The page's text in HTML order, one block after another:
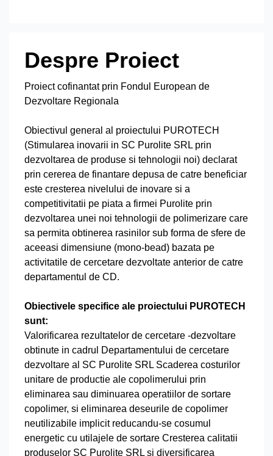
Despre Proiect
Proiect cofinantat prin Fondul European de
Dezvoltare Regionala
Obiectivul general al proiectului PUROTECH
(Stimularea inovarii in SC Purolite SRL prin
dezvoltarea de produse si tehnologii noi) declarat
prin cererea de finantare depusa de catre beneficiar
este cresterea nivelului de inovare si a
competitivitatii pe piata a firmei Purolite prin
dezvoltarea unei noi tehnologii de polimerizare care
sa permita obtinerea rasinilor sub forma de sfere de
aceeasi dimensiune (mono-bead) bazata pe
activitatile de cercetare dezvoltate anterior de catre
departamentul de CD.
Obiectivele specifice ale proiectului PUROTECH
sunt:
Valorificarea rezultatelor de cercetare -dezvoltare
obtinute in cadrul Departamentului de cercetare
dezvoltare al SC Purolite SRL Scaderea costurilor
unitare de productie ale copolimerului prin
eliminarea sau diminuarea operatiilor de sortare
copolimer, si eliminarea deseurile de copolimer
neutilizabile implicit reducandu-se cosumul
energetic cu utilajele de sortare Cresterea calitatii
produselor SC Purolite SRL si diversificarea